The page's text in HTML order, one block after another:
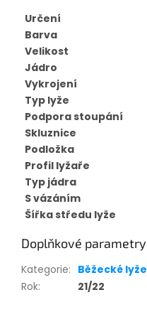
Určení
Barva
Velikost
Jádro
Vykrojení
Typ lyže
Podpora stoupání
Skluznice
Podložka
Profil lyžaře
Typ jádra
S vázáním
Šířka středu lyže
Doplňkové parametry
Kategorie: Běžecké lyže
Rok: 21/22